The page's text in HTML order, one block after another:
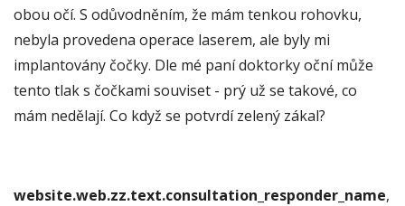
obou očí. S odůvodněním, že mám tenkou rohovku,
nebyla provedena operace laserem, ale byly mi
implantovány čočky. Dle mé paní doktorky oční může
tento tlak s čočkami souviset - prý už se takové, co
mám nedělají. Co když se potvrdí zelený zákal?
website.web.zz.text.consultation_responder_name,